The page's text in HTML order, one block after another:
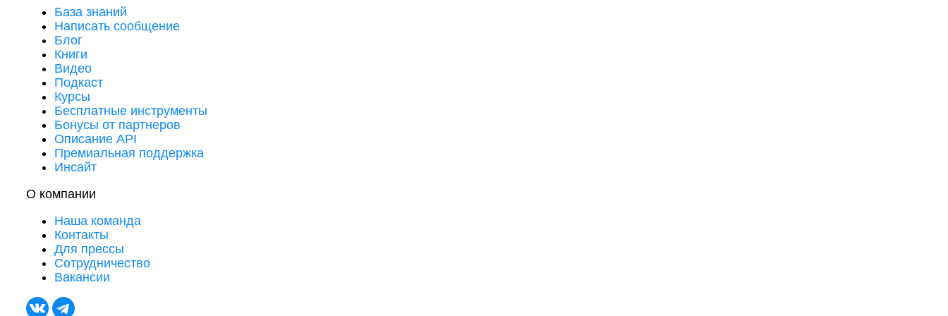
База знаний
Написать сообщение
Блог
Книги
Видео
Подкаст
Курсы
Бесплатные инструменты
Бонусы от партнеров
Описание API
Премиальная поддержка
Инсайт
О компании
Наша команда
Контакты
Для прессы
Сотрудничество
Вакансии